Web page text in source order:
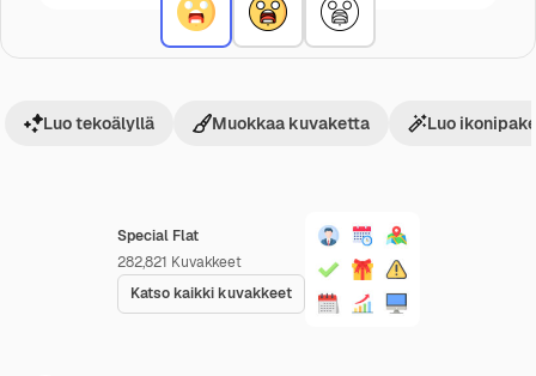
Special Flat
282,821 Kuvakkeet
Katso kaikki kuvakkeet
Luo tekoälyllä Muokkaa kuvaketta Luo